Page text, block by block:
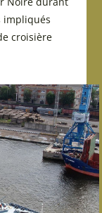
impliqués
croisière